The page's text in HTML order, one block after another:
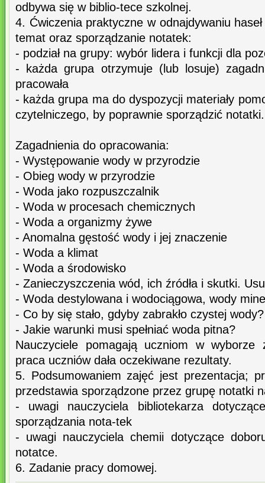
odbywa się w biblio-tece szkolnej.
4. Ćwiczenia praktyczne w odnajdywaniu
temat oraz sporządzanie notatek:
- podział na grupy: wybór lidera i funkcji dla
- każda grupa otrzymuje (lub losuje)
pracowała
- każda grupa ma do dyspozycji materiały
czytelniczego, by poprawnie sporządzić notatki.
Zagadnienia do opracowania:
- Występowanie wody w przyrodzie
- Obieg wody w przyrodzie
- Woda jako rozpuszczalnik
- Woda w procesach chemicznych
- Woda a organizmy żywe
- Anomalna gęstość wody i jej znaczenie
- Woda a klimat
- Woda a środowisko
- Zanieczyszczenia wód, ich źródła i skutki.
- Woda destylowana i wodociągowa, wody
- Co by się stało, gdyby zabrakło czystej wody?
- Jakie warunki musi spełniać woda pitna?
Nauczyciele pomagają uczniom w wyborze
praca uczniów dała oczekiwane rezultaty.
5. Podsumowaniem zajęć jest prezentacja;
przedstawia sporządzone przez grupę notatki
- uwagi nauczyciela bibliotekarza
sporządzania nota-tek
- uwagi nauczyciela chemii dotyczące
notatce.
6. Zadanie pracy domowej.